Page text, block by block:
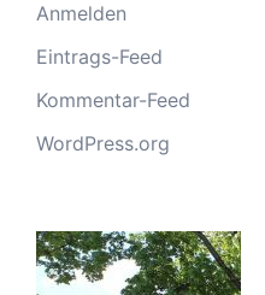
Anmelden
Eintrags-Feed
Kommentar-Feed
WordPress.org